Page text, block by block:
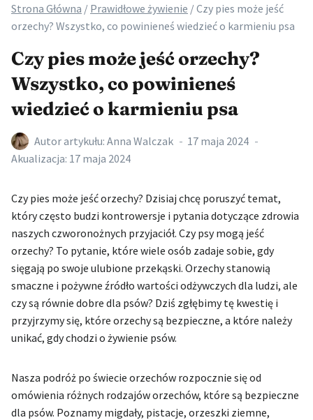
Strona Główna / Prawidłowe żywienie /Czy pies może jeść
orzechy? Wszystko, co powinieneś wiedzieć o karmieniu psa
Czy pies może jeść orzechy?
Wszystko, co powinieneś
wiedzieć o karmieniu psa
Autor artykułu: Anna Walczak
17 maja 2024
Akualizacja: 17 maja 2024
Czy pies może jeść orzechy? Dzisiaj chcę poruszyć temat,
który często budzi kontrowersje i pytania dotyczące zdrowia
naszych czworonożnych przyjaciół. Czy psy mogą jeść
orzechy? To pytanie, które wiele osób zadaje sobie, gdy
sięgają po swoje ulubione przekąski. Orzechy stanowią
smaczne i pożywne źródło wartości odżywczych dla ludzi, ale
czy są równie dobre dla psów? Dziś zgłębimy tę kwestię i
przyjrzymy się, które orzechy są bezpieczne, a które należy
unikać, gdy chodzi o żywienie psów.
Nasza podróż po świecie orzechów rozpocznie się od
omówienia różnych rodzajów orzechów, które są bezpieczne
dla psów. Poznamy migdały, pistacje, orzeszki ziemne,